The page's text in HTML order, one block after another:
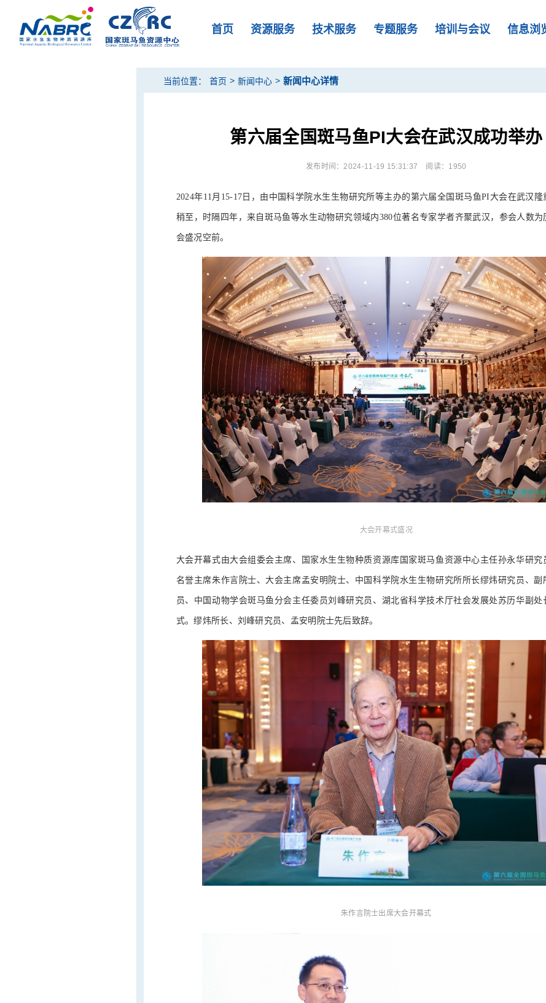
首页 资源服务 技术服务 专题服务 培训与会议 信息浏
当前位置： 首页 > 新闻中心 > 新闻中心详情
第六届全国斑马鱼PI大会在武汉成功举办
发布时间：2024-11-19 15:31:37 阅读：1950
2024年11月15-17日，由中国科学院水生生物研究所等主办的第六届全国斑马鱼PI大会在武汉隆
稍至，时隔四年，来自斑马鱼等水生动物研究领域内380位著名专家学者齐聚武汉，参会人数为
会盛况空前。
大会开幕式盛况
大会开幕式由大会组委会主席、国家水生生物种质资源库国家斑马鱼资源中心主任孙永华研究
名誉主席朱作言院士、大会主席孟安明院士、中国科学院水生生物研究所所长缪炜研究员、副
员、中国动物学会斑马鱼分会主任委员刘峰研究员、湖北省科学技术厅社会发展处苏历华副处
式。缪炜所长、刘峰研究员、孟安明院士先后致辞。
朱作言院士出席大会开幕式